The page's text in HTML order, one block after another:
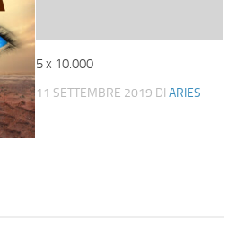
5 x 10.000
11 SETTEMBRE 2019 DI ARIES